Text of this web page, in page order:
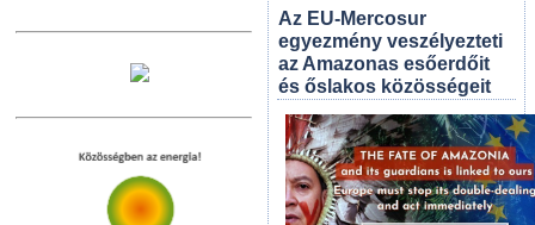
Az EU-Mercosur
egyezmény veszélyezteti
az Amazonas esőerdőit
és őslakos közösségeit